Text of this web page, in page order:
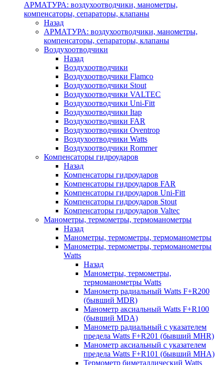
АРМАТУРА: воздухоотводчики, манометры,
компенсаторы, сепараторы, клапаны
Назад
АРМАТУРА: воздухоотводчики, манометры,
компенсаторы, сепараторы, клапаны
Воздухоотводчики
Назад
Воздухоотводчики
Воздухоотводчики Flamco
Воздухоотводчики Stout
Воздухоотводчики VALTEC
Воздухоотводчики Uni-Fitt
Воздухоотводчики Itap
Воздухоотводчики FAR
Воздухоотводчики Oventrop
Воздухоотводчики Watts
Воздухоотводчики Rommer
Компенсаторы гидроударов
Назад
Компенсаторы гидроударов
Компенсаторы гидроударов FAR
Компенсаторы гидроударов Uni-Fitt
Компенсаторы гидроударов Stout
Компенсаторы гидроударов Valtec
Манометры, термометры, термоманометры
Назад
Манометры, термометры, термоманометры
Манометры, термометры, термоманометры
Watts
Назад
Манометры, термометры,
термоманометры Watts
Манометр радиальный Watts F+R200
(бывший MDR)
Манометр аксиальный Watts F+R100
(бывший MDA)
Манометр радиальный с указателем
предела Watts F+R201 (бывший MHR)
Манометр аксиальный с указателем
предела Watts F+R101 (бывший MHA)
Термометр биметаллический Watts